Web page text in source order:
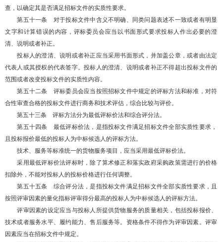
查，以确定其是否满足招标文件的实质性要求。
第五十一条 对于投标文件中含义不明确、同类问题表述不一致或者有明显
文字和计算错误的内容，评标委员会应当以书面形式要求投标人作出必要的澄
清、说明或者补正。
投标人的澄清、说明或者补正应当采用书面形式，并加盖公章，或者由法定
代表人或其授权的代表签字。投标人的澄清、说明或者补正不得超出投标文件的
范围或者改变投标文件的实质性内容。
第五十二条 评标委员会应当按照招标文件中规定的评标方法和标准，对符
合性审查合格的投标文件进行商务和技术评估，综合比较与评价。
第五十三条 评标方法分为最低评标价法和综合评分法。
第五十四条 最低评标价法，是指投标文件满足招标文件全部实质性要求，
且投标报价最低的投标人为中标候选人的评标方法。
技术、服务等标准统一的货物服务项目，应当采用最低评标价法。
采用最低评标价法评标时，除了算术修正和落实政府采购政策需进行的价格
扣除外，不能对投标人的投标价格进行任何调整。
第五十五条 综合评分法，是指投标文件满足招标文件全部实质性要求，且
按照评审因素的量化指标评审得分最高的投标人为中标候选人的评标方法。
评审因素的设定应当与投标人所提供货物服务的质量相关，包括投标报价、
技术或者服务水平、履约能力、售后服务等。资格条件不得作为评审因素。评审
因素应当在招标文件中规定。